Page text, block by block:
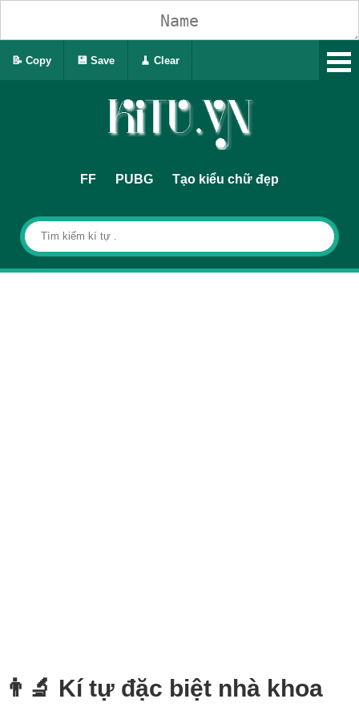
FF PUBG Tạo kiểu chữ đẹp
👨‍🔬 Kí tự đặc biệt nhà khoa
📝 Copy 💾 Save 🧹 Clear